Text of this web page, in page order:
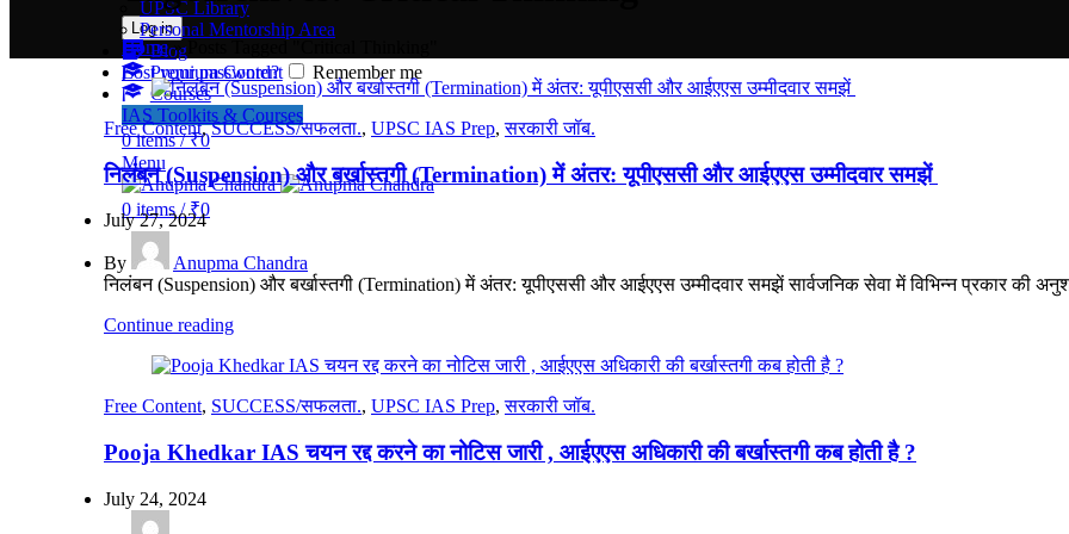
Log in
Lost your password? Remember me
UPSC Library
Personal Mentorship Area
Blog
Premium Content
Courses
IAS Toolkits & Courses
0items / ₹0
Menu
0 items / ₹0
Home»
Free Content,SUCCESS/सफलता., UPSC IAS Prep,सरकारी जॉब.
निलंबन (Suspension) और बर्खास्तगी (Termination) में अंतर: यूपीएससी और आईएएस उम्मीदवार समझें
July 27, 2024
By
Anupma Chandra
निलंबन (Suspension) और बर्खास्तगी (Termination) में अंतर: यूपीएससी और आईएएस उम्मीदवार समझें सार्वजनिक सेवा में विभिन्न प्रकार की
Continue reading
Free Content, SUCCESS/सफलता., UPSC IAS Prep,सरकारी जॉब.
Pooja Khedkar IAS चयन रद्द करने का नोटिस जारी , आईएएस अधिकारी की बर्खास्तगी कब होती है ?
July 24, 2024